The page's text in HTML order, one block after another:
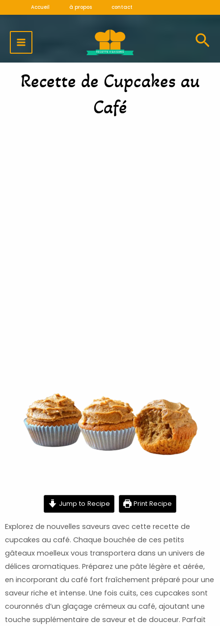
contenu
Accueil à propos contact
MENU
Recette de Cupcakes au
Café
Jump to Recipe Print Recipe
Explorez de nouvelles saveurs avec cette recette de
cupcakes au café. Chaque bouchée de ces petits
gâteaux moelleux vous transportera dans un univers de
délices aromatiques. Préparez une pâte légère et aérée,
en incorporant du café fort fraîchement préparé pour une
saveur riche et intense. Une fois cuits, ces cupcakes sont
couronnés d’un glaçage crémeux au café, ajoutant une
touche supplémentaire de saveur et de douceur. Parfait
minutes minutes minutes